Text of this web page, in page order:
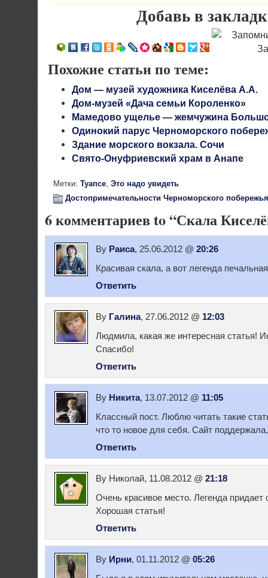
Добавь в
Похожие статьи по теме:
Дом — музей художника Киселёва А.А.
Дом-музей «Дача семьи Короленко»
Мамедово ущелье — жемчужина
Одинокий парус Черноморского
Здание морского вокзала. Сочи
Свято-Онуфриевский храм в Анапе
Метки: Туапсе, Это надо увидеть
Достопримечательности Черноморского
6 комментариев to “Скала
By Раиса, 25.06.2012 @ 20:26
Красивая скала, а вот легенда
Ответить
By Галина, 27.06.2012 @ 12:03
Людмила, какая же интересная статья!
Спасибо!
Ответить
By Никита, 13.07.2012 @ 11:05
Классный пост. Люблю читать такие
что то новое для себя. Сайт
Ответить
By Николай, 11.08.2012 @ 21:18
Очень красивое место. Легенда придает
Хорошая статья!
Ответить
By Ирни, 01.11.2012 @ 05:26